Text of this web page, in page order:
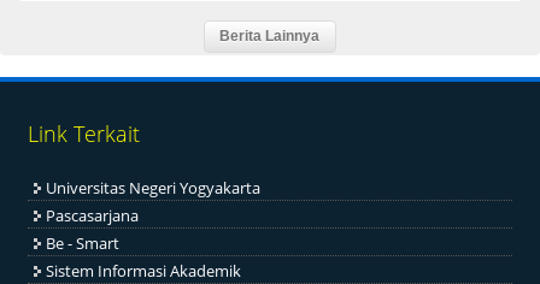
Link Terkait
Universitas Negeri Yogyakarta
Pascasarjana
Be - Smart
Sistem Informasi Akademik